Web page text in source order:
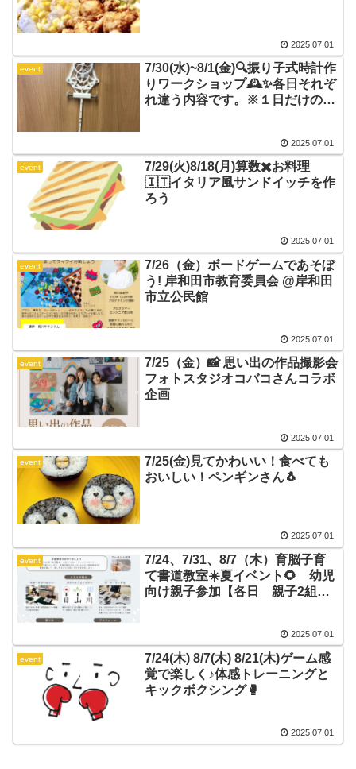
2025.07.01
event
7/30(水)~8/1(金)🔍振り子式時計作
りワークショップ🕰️✨各日それぞ
れ違う内容です。※１日だけのご
2025.07.01
event
7/29(火)8/18(月)算数✖️お料理
🇮🇹イタリア風サンドイッチを作
ろう
2025.07.01
event
7/26（金）ボードゲームであそぼ
う! 岸和田市教育委員会 @岸和田
市立公民館
2025.07.01
event
7/25（金）📸 思い出の作品撮影会
フォトスタジオコバコさんコラボ
企画
2025.07.01
event
7/25(金)見てかわいい！食べても
おいしい！ペンギンさん🐧
2025.07.01
event
7/24、7/31、8/7（木）育脳子育
て書道教室☀️夏イベント🌻 幼児
向け親子参加【各日 親子2組限
2025.07.01
event
7/24(木) 8/7(木) 8/21(木)ゲーム感
覚で楽しく♪体感トレーニングと
キックボクシング🥊
2025.07.01